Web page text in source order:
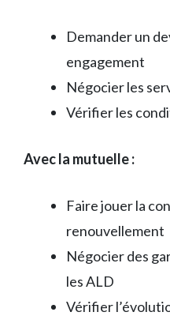
Demander un
engagement
Négocier les
Vérifier les
Avec la mutuelle :
Faire jouer la
renouvellement
Négocier des
les ALD
Vérifier